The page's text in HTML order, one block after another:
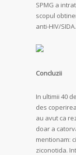
SPMG a
scopul
anti-HIV/SIDA.
Concluzii
In ultimii 40
des
au avut ca
doar a
mentionam:
ziconotida.